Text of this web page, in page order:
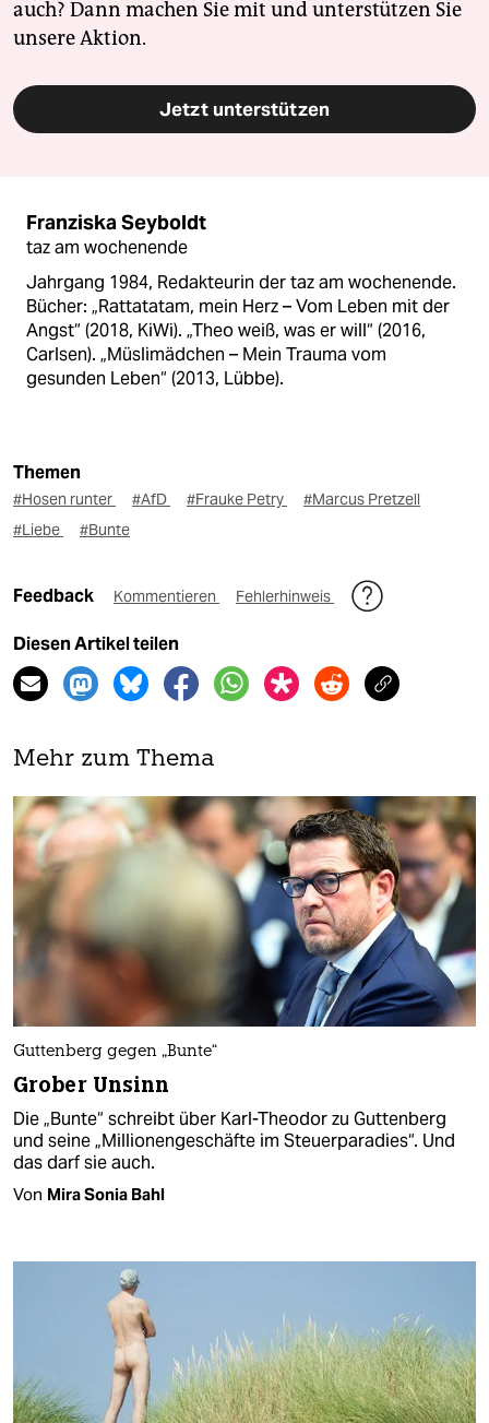
auch? Dann machen Sie mit und unterstützen Sie
unsere Aktion.
Jetzt unterstützen
Franziska Seyboldt
taz am wochenende
Jahrgang 1984, Redakteurin der taz am wochenende.
Bücher: „Rattatatam, mein Herz – Vom Leben mit der
Angst“ (2018, KiWi). „Theo weiß, was er will“ (2016,
Carlsen). „Müslimädchen – Mein Trauma vom
gesunden Leben“ (2013, Lübbe).
Themen
#Hosen runter #AfD #Frauke Petry
#Marcus Pretzell
#Liebe
#Bunte
Feedback Kommentieren Fehlerhinweis
Diesen Artikel teilen
Mehr zum Thema
Guttenberg gegen „Bunte“
Grober Unsinn
Die „Bunte“ schreibt über Karl-Theodor zu Guttenberg
und seine „Millionengeschäfte im Steuerparadies“. Und
das darf sie auch.
Von Mira Sonia Bahl